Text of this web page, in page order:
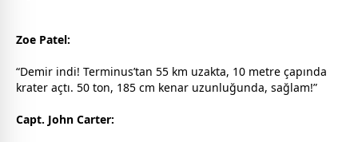
Zoe Patel:
“Demir indi! Terminus’tan 55 km uzakta, 10 metre çapında
krater açtı. 50 ton, 185 cm kenar uzunluğunda, sağlam!”
Capt. John Carter: